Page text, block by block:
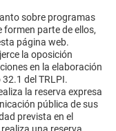
sobre programas
parte de ellos,
página web.
la oposición
en la elaboración
del TRLPI.
la reserva expresa
pública de sus
prevista en el